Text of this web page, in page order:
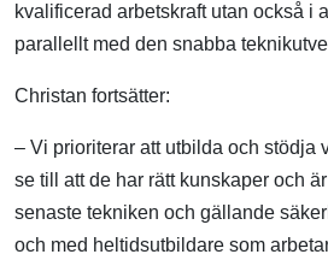
kvalificerad arbetskraft utan också i
parallellt med den snabba
Christan fortsätter:
– Vi prioriterar att utbilda och stödja
se till att de har rätt kunskaper och
senaste tekniken och gällande
och med heltidsutbildare som